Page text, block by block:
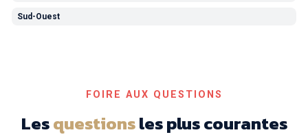
Sud-Ouest
FOIRE AUX QUESTIONS
Lesquestionsles plus courantes